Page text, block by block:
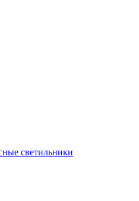
светильники